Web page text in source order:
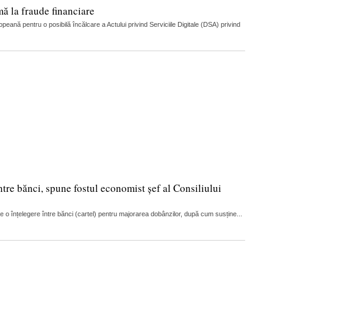
la fraude financiare
pentru o posibilă încălcare a Actului privind Serviciile Digitale (DSA) privind
bănci, spune fostul economist șef al Consiliului
înțelegere între bănci (cartel) pentru majorarea dobânzilor, după cum susține...